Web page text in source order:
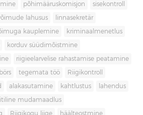
põhimääruskomisjon sisekontroll
lahusus linnasekretär
kauplemine kriminaalmenetlus
korduv süüdimõistmine
riigieelarvelise rahastamise peatamine
tegemata töö Riigikontroll
alakasutamine kahtlustus lahendus
mudamaadlus
Riigikogu liige häälteostmine